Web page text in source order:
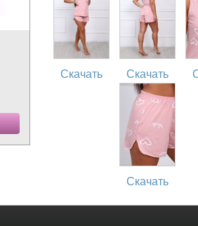
Скачать Скачать
Скачать